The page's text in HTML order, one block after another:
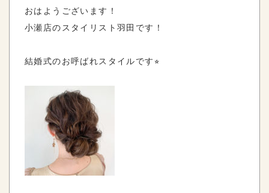
おはようございます！
小瀬店のスタイリスト羽田です！
結婚式のお呼ばれスタイルです⭐︎